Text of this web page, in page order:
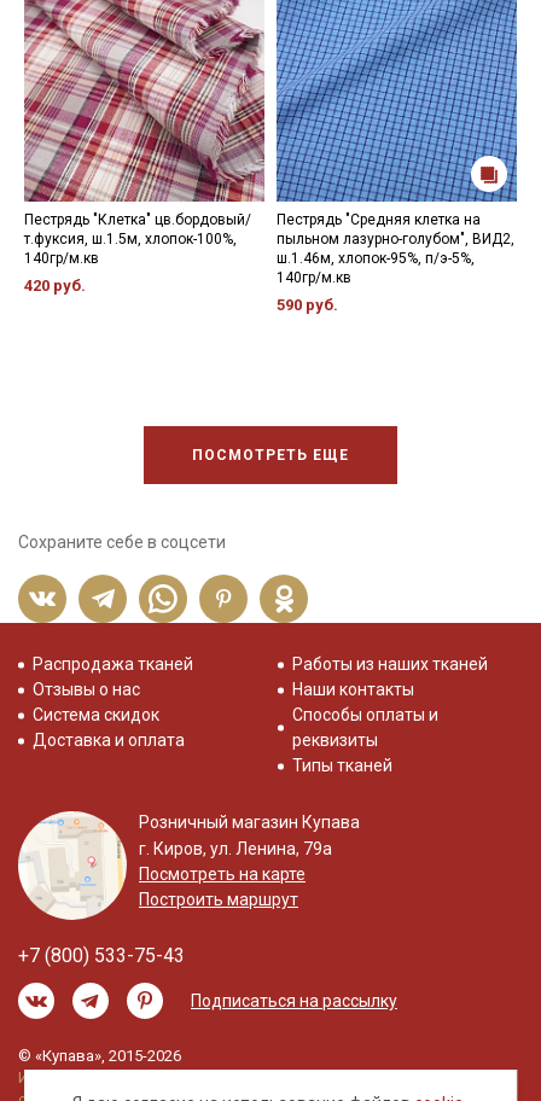
Пестрядь "Клетка" цв.бордовый/
т.фуксия, ш.1.5м, хлопок-100%,
140гр/м.кв
420 руб.
Пестрядь "Средняя клетка на
пыльном лазурно-голубом", ВИД2,
ш.1.46м, хлопок-95%, п/э-5%,
140гр/м.кв
590 руб.
ПОСМОТРЕТЬ ЕЩЕ
Сохраните себе в соцсети
Распродажа тканей
Отзывы о нас
Система скидок
Доставка и оплата
Работы из наших тканей
Наши контакты
Способы оплаты и
реквизиты
Типы тканей
Розничный магазин Купава
г. Киров, ул. Ленина, 79а
Посмотреть на карте
Построить маршрут
+7 (800) 533-75-43
Подписаться на рассылку
© «Купава», 2015-2026
Информация на сайте не является публичной